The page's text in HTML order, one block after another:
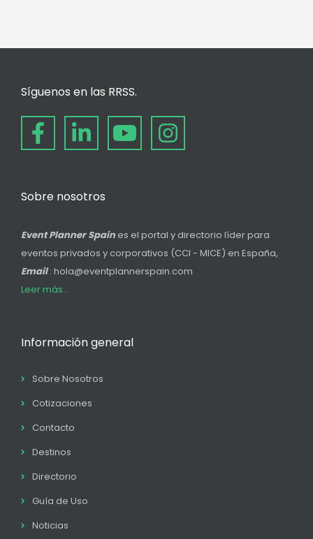
Síguenos en las RRSS.
Sobre nosotros
Event Planner Spain es el portal y directorio líder para
eventos privados y corporativos (CCI - MICE) en España,
Email: hola@eventplannerspain.com
Leer más...
Información general
Sobre Nosotros
Cotizaciones
Contacto
Destinos
Directorio
Guía de Uso
Noticias